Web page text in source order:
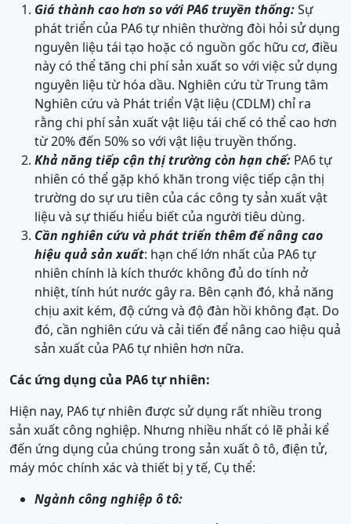
Giá thành cao hơn so với PA6 truyền thống:Sự
phát triển của PA6 tự nhiên thường đòi hỏi sử dụng
nguyên liệu tái tạo hoặc có nguồn gốc hữu cơ, điều
này có thể tăng chi phí sản xuất so với việc sử dụng
nguyên liệu từ hóa dầu. Nghiên cứu từ Trung tâm
Nghiên cứu và Phát triển Vật liệu (CDLM) chỉ ra
rằng chi phí sản xuất vật liệu tái chế có thể cao hơn
từ 20% đến 50% so với vật liệu truyền thống.
Khả năng tiếp cận thị trường còn hạn chế: PA6 tự
nhiên có thể gặp khó khăn trong việc tiếp cận thị
trường do sự ưu tiên của các công ty sản xuất vật
liệu và sự thiếu hiểu biết của người tiêu dùng.
Cần nghiên cứu và phát triển thêm để nâng cao
hiệu quả sản xuất: hạn chế lớn nhất của PA6 tự
nhiên chính là kích thước không đủ do tính nở
nhiệt, tính hút nước gây ra. Bên cạnh đó, khả năng
chịu axit kém, độ cứng và độ đàn hồi không đạt. Do
đó, cần nghiên cứu và cải tiến để nâng cao hiệu quả
sản xuất của PA6 tự nhiên hơn nữa.
Các ứng dụng của PA6 tự nhiên:
Hiện nay, PA6 tự nhiên được sử dụng rất nhiều trong
sản xuất công nghiệp. Nhưng nhiều nhất có lẽ phải kể
đến ứng dụng của chúng trong sản xuất ô tô, điện tử,
máy móc chính xác và thiết bị y tế, Cụ thể:
Ngành công nghiệp ô tô: